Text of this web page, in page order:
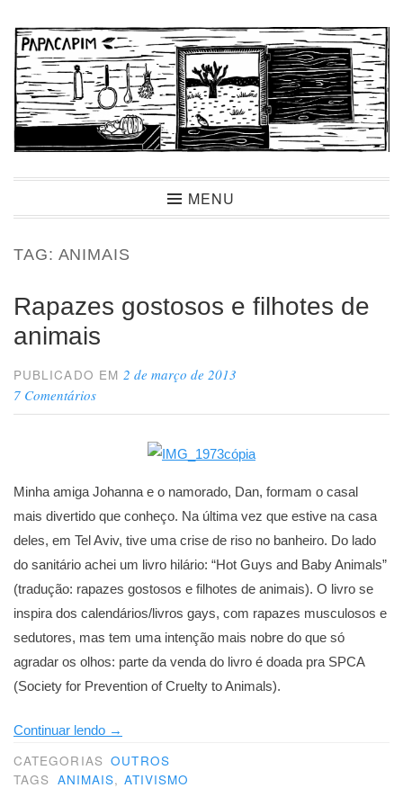
para
conteúdo
PapacapimMENU
TAG: ANIMAIS
Rapazes gostosos e filhotes de
animais
PUBLICADO EM 2 de março de 2013
7 Comentários
Minha amiga Johanna e o namorado, Dan, formam o casal
mais divertido que conheço. Na última vez que estive na casa
deles, em Tel Aviv, tive uma crise de riso no banheiro. Do lado
do sanitário achei um livro hilário: “Hot Guys and Baby Animals”
(tradução: rapazes gostosos e filhotes de animais). O livro se
inspira dos calendários/livros gays, com rapazes musculosos e
sedutores, mas tem uma intenção mais nobre do que só
agradar os olhos: parte da venda do livro é doada pra SPCA
(Society for Prevention of Cruelty to Animals).
Continuar lendo “Rapazes
gostosos
e
→
CATEGORIAS OUTROS
TAGS ANIMAIS, ATIVISMO